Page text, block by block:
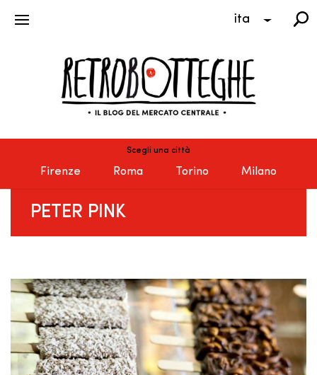
ita
Scegli una città
Firenze Roma Torino Milano
PETER PINK